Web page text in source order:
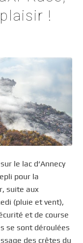
!
le lac d’Annecy
pour la
suite aux
(pluie et vent),
et de course
se sont déroulées
des crêtes du